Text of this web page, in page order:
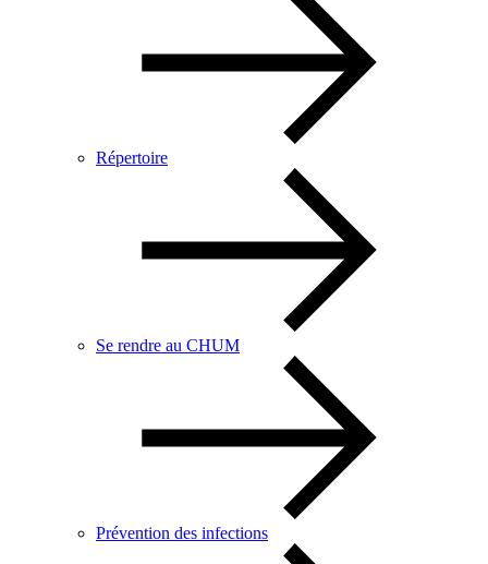
Répertoire
Se rendre au CHUM
Prévention des infections